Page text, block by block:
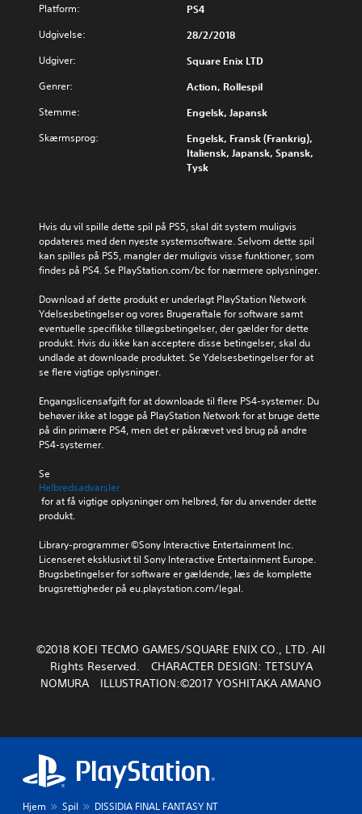
Platform: PS4
Udgivelse: 28/2/2018
Udgiver: Square Enix LTD
Genrer: Action, Rollespil
Stemme: Engelsk, Japansk
Skærmsprog:
Engelsk, Fransk (Frankrig),
Italiensk, Japansk, Spansk,
Tysk
Hvis du vil spille dette spil på PS5, skal dit system muligvis
opdateres med den nyeste systemsoftware. Selvom dette spil
kan spilles på PS5, mangler der muligvis visse funktioner, som
findes på PS4. Se PlayStation.com/bc for nærmere oplysninger.
Download af dette produkt er underlagt PlayStation Network
Ydelsesbetingelser og vores Brugeraftale for software samt
eventuelle specifikke tillægsbetingelser, der gælder for dette
produkt. Hvis du ikke kan acceptere disse betingelser, skal du
undlade at downloade produktet. Se Ydelsesbetingelser for at
se flere vigtige oplysninger.
Engangslicensafgift for at downloade til flere PS4-systemer. Du
behøver ikke at logge på PlayStation Network for at bruge dette
på din primære PS4, men det er påkrævet ved brug på andre
PS4-systemer.
Se
Helbredsadvarsler
produkt.
Library-programmer ©Sony Interactive Entertainment Inc.
Licenseret eksklusivt til Sony Interactive Entertainment Europe.
Brugsbetingelser for software er gældende, læs de komplette
brugsrettigheder på eu.playstation.com/legal.
©2018 KOEI TECMO GAMES/SQUARE ENIX CO., LTD. All
Rights Reserved. CHARACTER DESIGN: TETSUYA
NOMURA ILLUSTRATION:©2017 YOSHITAKA AMANO
Hjem Spil DISSIDIA FINAL FANTASY NT